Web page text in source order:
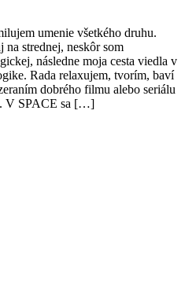
umenie všetkého druhu.
na strednej, neskôr som
následne moja cesta viedla v
Rada relaxujem, tvorím, baví
dobrého filmu alebo seriálu
V SPACE sa […]